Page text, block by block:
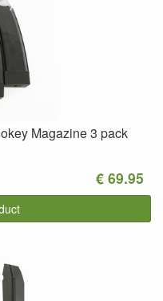
Magazine 3 pack
€ 69.95